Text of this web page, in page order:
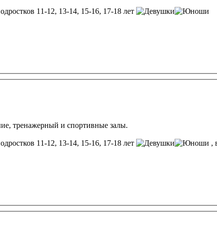
11-12, 13-14, 15-16, 17-18 лет
тренажерный и спортивные залы.
11-12, 13-14, 15-16, 17-18 лет ,